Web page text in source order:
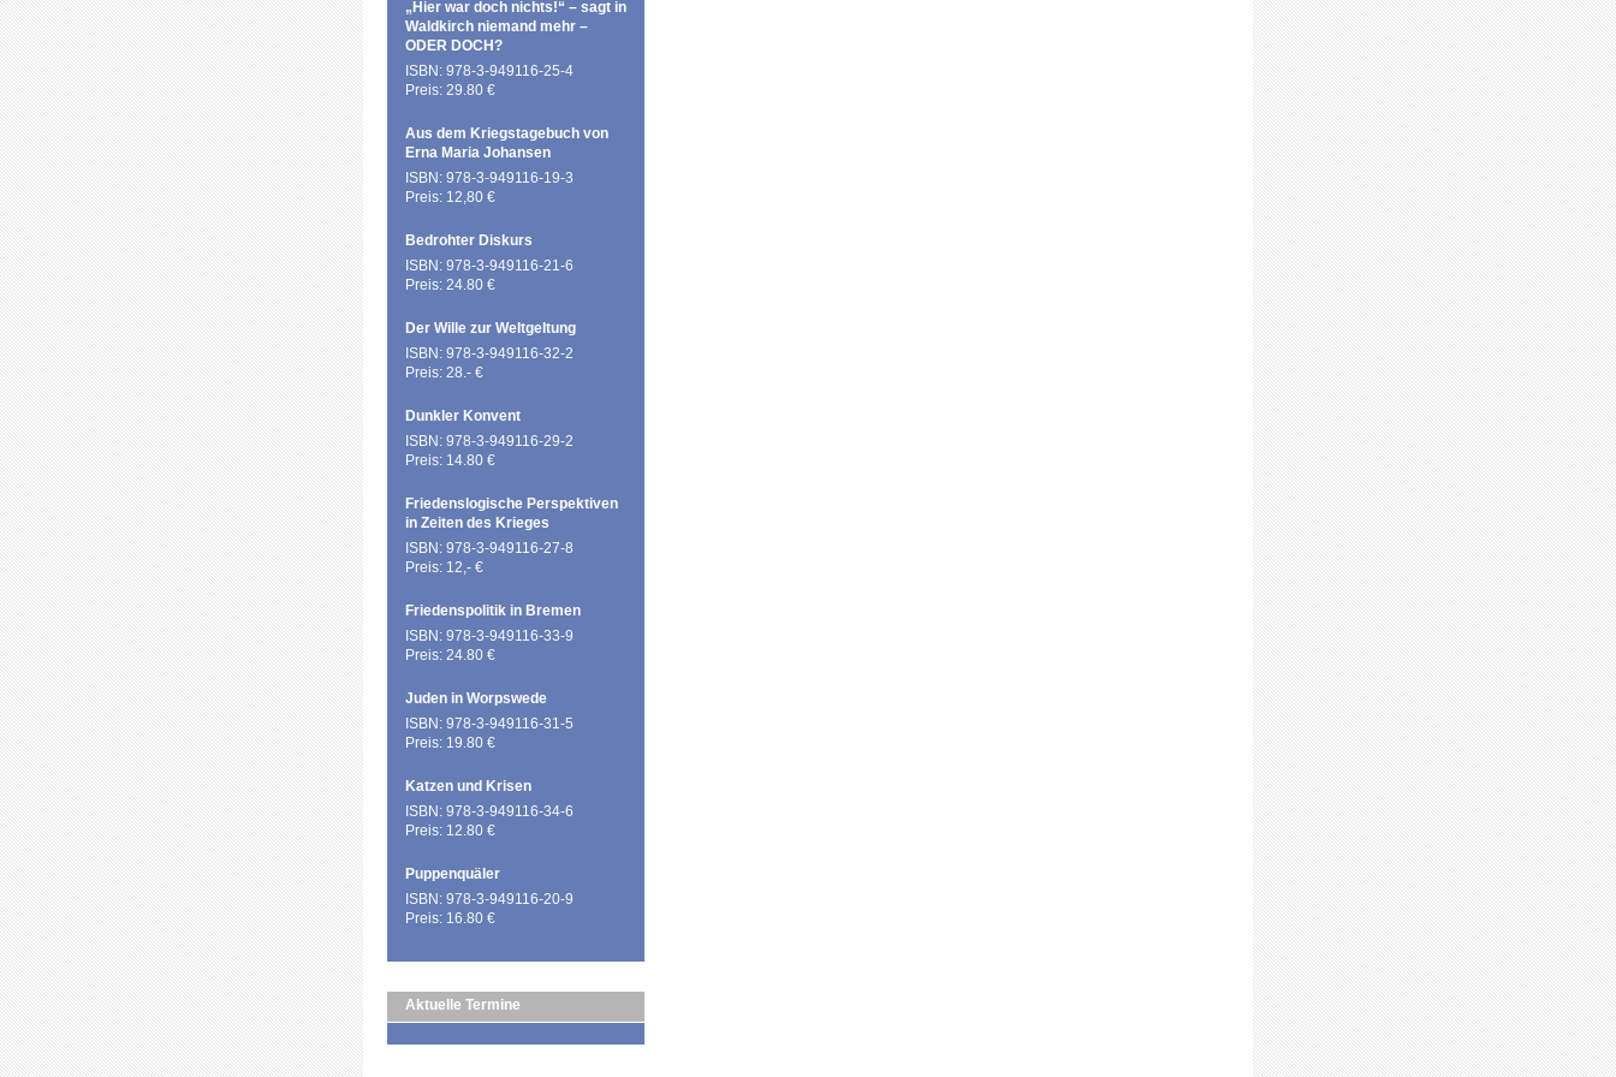
„Hier war doch nichts!“ – sagt in
Waldkirch niemand mehr –
ODER DOCH?
ISBN: 978-3-949116-25-4
Preis: 29.80 €
Aus dem Kriegstagebuch von
Erna Maria Johansen
ISBN: 978-3-949116-19-3
Preis: 12,80 €
Bedrohter Diskurs
ISBN: 978-3-949116-21-6
Preis: 24.80 €
Der Wille zur Weltgeltung
ISBN: 978-3-949116-32-2
Preis: 28.- €
Dunkler Konvent
ISBN: 978-3-949116-29-2
Preis: 14.80 €
Friedenslogische Perspektiven
in Zeiten des Krieges
ISBN: 978-3-949116-27-8
Preis: 12,- €
Friedenspolitik in Bremen
ISBN: 978-3-949116-33-9
Preis: 24.80 €
Juden in Worpswede
ISBN: 978-3-949116-31-5
Preis: 19.80 €
Katzen und Krisen
ISBN: 978-3-949116-34-6
Preis: 12.80 €
Puppenquäler
ISBN: 978-3-949116-20-9
Preis: 16.80 €
Aktuelle Termine